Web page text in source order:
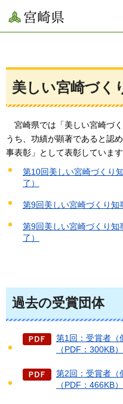
宮崎県
美しい宮崎づく
宮崎県では 「美しい宮崎づ
うち、功績が顕著であると認
事表彰」として表彰しています
第10回美しい宮崎づくり
了）
第9回美しい宮崎づくり知
第9回美しい宮崎づくり
了）
過去の受賞団体
第1回：受賞者（
（PDF：300KB）
第2回：受賞者（
（PDF：466KB）